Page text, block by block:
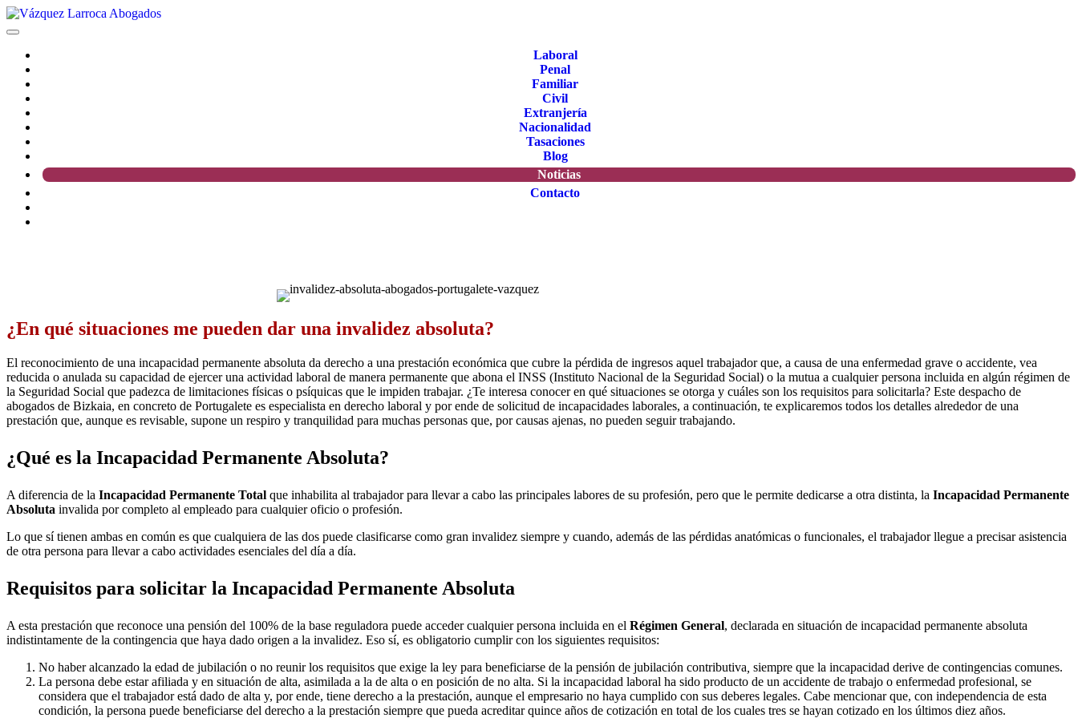
Saltar
al
Vázquez
Abogados
Laboral
Penal
Familiar
Civil
Extranjería
Nacionalidad
Tasaciones
Blog
Noticias
Contacto
¿En qué situaciones me pueden dar una invalidez absoluta?
El reconocimiento de una incapacidad permanente absoluta da derecho a una prestación económica que cubre la pérdida de ingresos aquel trabajador que, a causa de una enfermedad grave o accidente, vea
reducida o anulada su capacidad de ejercer una actividad laboral de manera permanente que abona el INSS (Instituto Nacional de la Seguridad Social) o la mutua a cualquier persona incluida en algún régimen de
la Seguridad Social que padezca de limitaciones físicas o psíquicas que le impiden trabajar. ¿Te interesa conocer en qué situaciones se otorga y cuáles son los requisitos para solicitarla? Este despacho de
abogados de Bizkaia, en concreto de Portugalete es especialista en derecho laboral y por ende de solicitud de incapacidades laborales, a continuación, te explicaremos todos los detalles alrededor de una
prestación que, aunque es revisable, supone un respiro y tranquilidad para muchas personas que, por causas ajenas, no pueden seguir trabajando.
¿Qué es la Incapacidad Permanente Absoluta?
A diferencia de la Incapacidad Permanente Total que inhabilita al trabajador para llevar a cabo las principales labores de su profesión, pero que le permite dedicarse a otra distinta, la Incapacidad Permanente
Absoluta invalida por completo al empleado para cualquier oficio o profesión.
Lo que sí tienen ambas en común es que cualquiera de las dos puede clasificarse como gran invalidez siempre y cuando, además de las pérdidas anatómicas o funcionales, el trabajador llegue a precisar asistencia
de otra persona para llevar a cabo actividades esenciales del día a día.
Requisitos para solicitar la Incapacidad Permanente Absoluta
A esta prestación que reconoce una pensión del 100% de la base reguladora puede acceder cualquier persona incluida en el Régimen General, declarada en situación de incapacidad permanente absoluta
indistintamente de la contingencia que haya dado origen a la invalidez. Eso sí, es obligatorio cumplir con los siguientes requisitos:
No haber alcanzado la edad de jubilación o no reunir los requisitos que exige la ley para beneficiarse de la pensión de jubilación contributiva siempre que la incapacidad derive de contingencias comunes.
La persona debe estar afiliada y en situación de alta, asimilada a la de alta o en posición de no alta. Si la incapacidad laboral ha sido producto de un accidente de trabajo o enfermedad profesional, se
considera que el trabajador está dado de alta y, por ende, tiene derecho a la prestación, aunque el empresario no haya cumplido con sus deberes legales. Cabe mencionar que, con independencia de esta
condición, la persona puede beneficiarse del derecho a la prestación siempre que pueda acreditar quince años de cotización en total de los cuales tres se hayan cotizado en los últimos diez años.